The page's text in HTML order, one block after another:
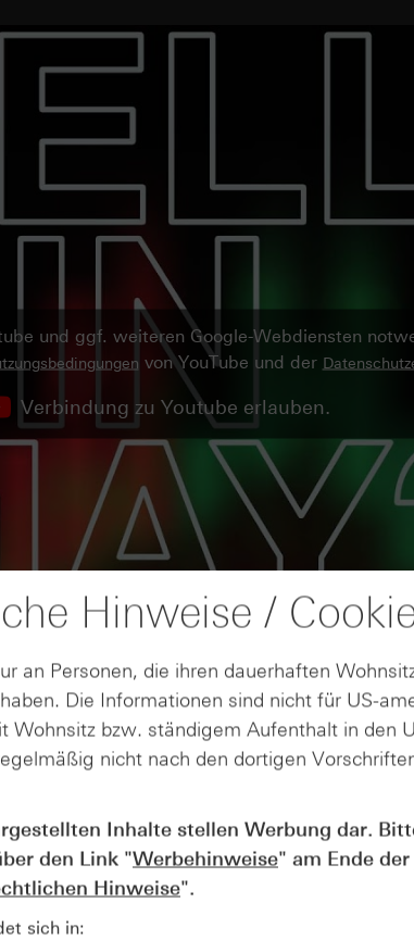
und ggf. weiteren Google-Webdiensten
von YouTube und der
Verbindung zu Youtube erlauben.
Der Blick ins Kleingedruckte: Kosten
Kündigungen bei Derivaten -
vom 04.08.2026
Hinweise /
an Personen, die ihren dauerhaften
Die Informationen sind nicht für US-
Wohnsitz bzw. ständigem Aufenthalt in den
nicht nach den dortigen
Inhalte stellen Werbung dar.
den Link "Werbehinweise" am Ende
Hinweise".
sich in: